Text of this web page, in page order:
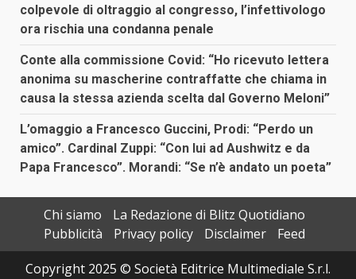
colpevole di oltraggio al congresso, l’infettivologo
ora rischia una condanna penale
Conte alla commissione Covid: “Ho ricevuto lettera
anonima su mascherine contraffatte che chiama in
causa la stessa azienda scelta dal Governo Meloni”
L’omaggio a Francesco Guccini, Prodi: “Perdo un
amico”. Cardinal Zuppi: “Con lui ad Aushwitz e da
Papa Francesco”. Morandi: “Se n’è andato un poeta”
Chi siamo
La Redazione di Blitz Quotidiano
Pubblicità
Privacy policy Disclaimer
Feed
Copyright 2025 © Società Editrice Multimediale S.r.l.